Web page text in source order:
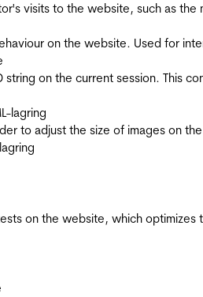
visits to the website, such as
on the website. Used for
string on the current session. This
lagring
to adjust the size of images on
on the website, which